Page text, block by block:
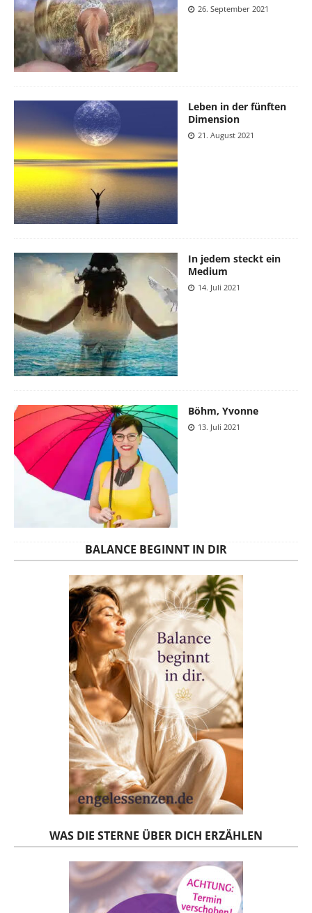
26. September 2021
Leben in der fünften
Dimension
21. August 2021
In jedem steckt ein
Medium
14. Juli 2021
Böhm, Yvonne
13. Juli 2021
BALANCE BEGINNT IN DIR
WAS DIE STERNE ÜBER DICH ERZÄHLEN